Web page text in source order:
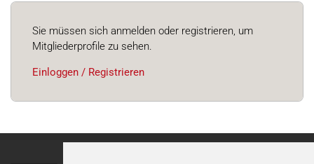
Sie müssen sich anmelden oder registrieren, um
Mitgliederprofile zu sehen.
Einloggen / Registrieren